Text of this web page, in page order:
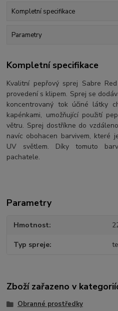
Kompletní specifikace
Parametry
Kompletní specifikace
Kvalitní pepřový sprej Sabre
provedení s klipem. Sprej se
koncentrovaný tok účiné látky
kapénkami, umožňující použití
větru. Sprej dostříkne do
navíc obohacen barvivem, které
UV světlem. Díky tomuto
pachatele.
Parametry
Hmotnost
Typ spreje
Zboží zařazeno v
Obranné prostředky